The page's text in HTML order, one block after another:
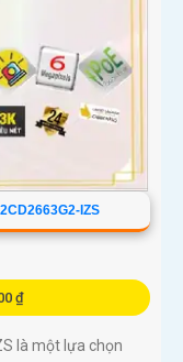
IZS
₫
là một lựa chọn